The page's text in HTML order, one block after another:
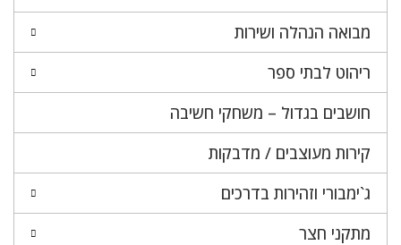
מבואה הנהלה ושירות
ריהוט לבתי ספר
חושבים בגדול – משחקי חשיבה
קירות מעוצבים / מדבקות
ג`ימבורי וזהירות בדרכים
מתקני חצר